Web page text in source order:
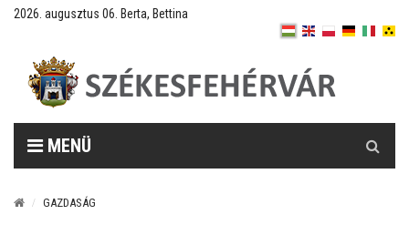
2026. augusztus 06. Berta, Bettina
MENÜ
GAZDASÁG